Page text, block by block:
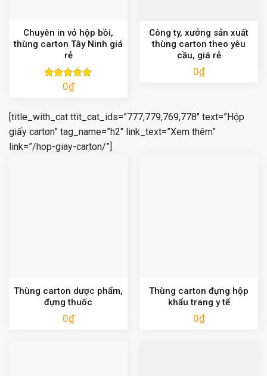
Chuyên in vỏ hộp bồi,
thùng carton Tây Ninh giá
rẻ
Được xếp
0₫
Công ty, xưởng sản xuất
thùng carton theo yêu
cầu, giá rẻ
0₫
[title_with_cat ttit_cat_ids=”777,779,769,778″ text=”Hộp
giấy carton” tag_name=”h2″ link_text=”Xem thêm”
link=”/hop-giay-carton/”]
Thùng carton dược phẩm,
đựng thuốc
0₫
Thùng carton đựng hộp
khẩu trang y tế
0₫